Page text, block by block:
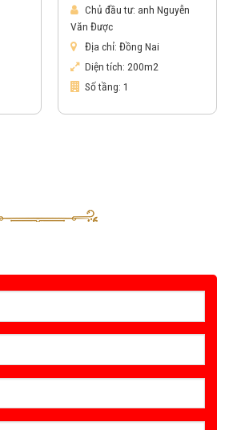
Chủ đầu tư: anh Nguyễn
Văn Được
Địa chỉ: Đồng Nai
Diện tích: 200m2
Số tầng: 1